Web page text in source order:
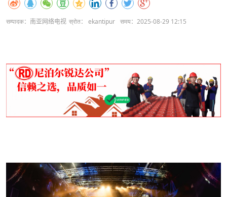
सम्पादक：南亚网络电视 स्रोत： ekantipur समय：2025-08-29 12:15